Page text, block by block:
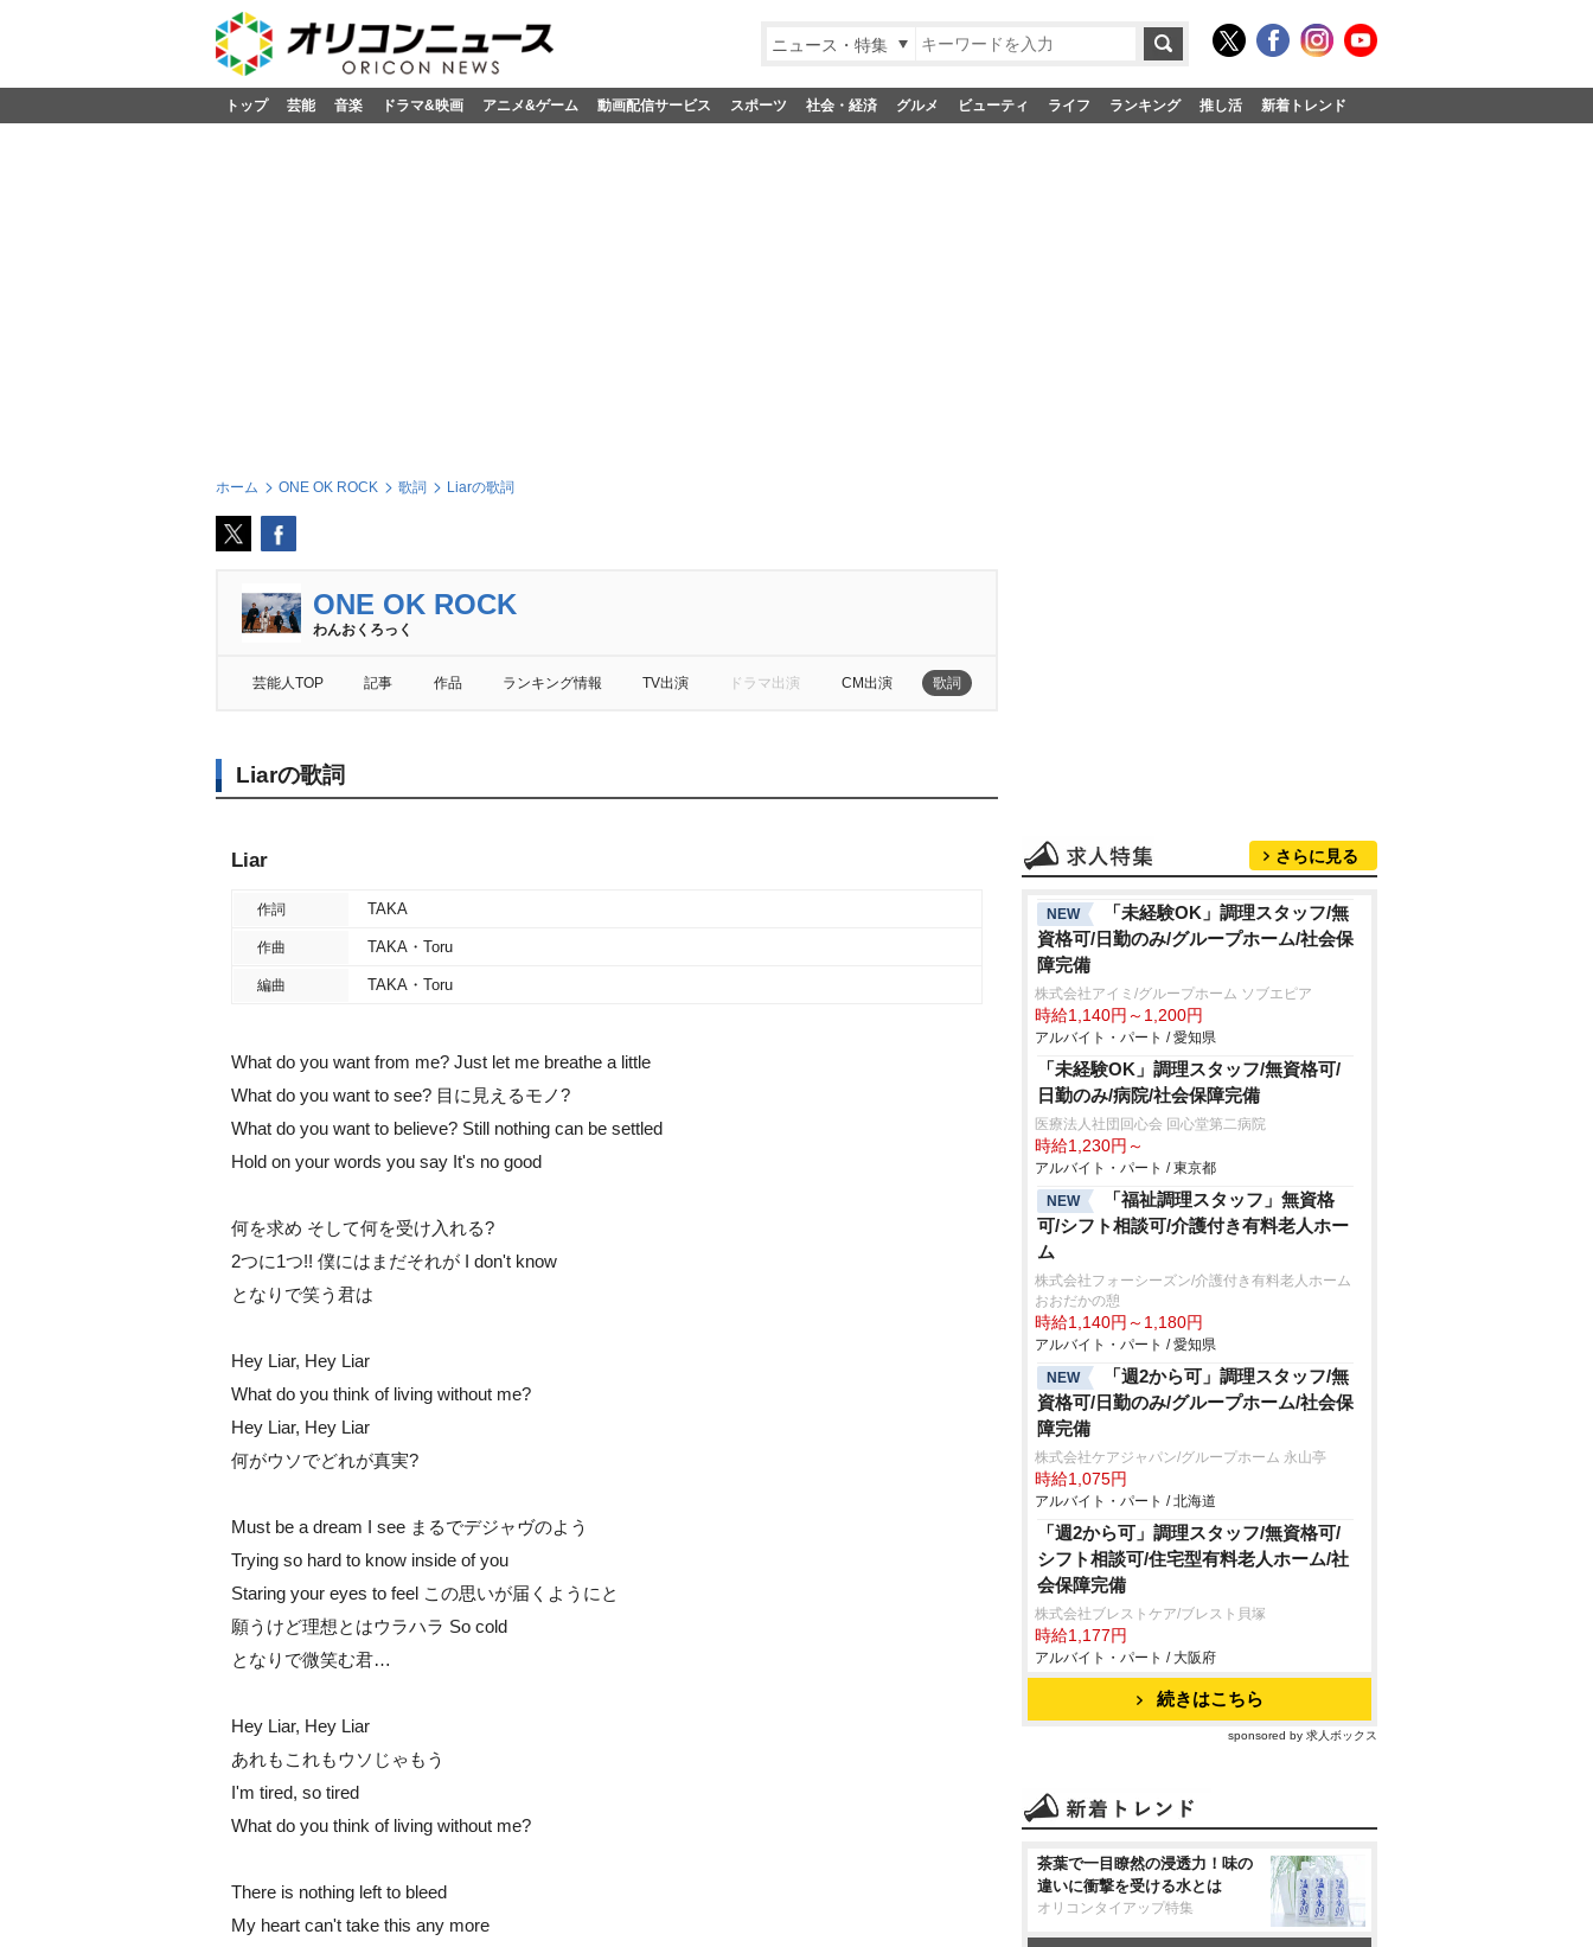
ニュース・特集
トップ 芸能 音楽 ドラマ&映画 アニメ&ゲーム 動画配信サービス スポーツ 社会・経済 グルメ ビューティ ライフ ランキング 推し活 新着トレンド
ホーム ONE OK ROCK 歌詞 Liarの歌詞
ONE OK ROCK
わんおくろっく
芸能人TOP 記事 作品 ランキング情報 TV出演 ドラマ出演 CM出演 歌詞
Liarの歌詞
Liar
作詞 TAKA
作曲 TAKA・Toru
編曲 TAKA・Toru
What do you want from me? Just let me breathe a little
What do you want to see? 目に見えるモノ?
What do you want to believe? Still nothing can be settled
Hold on your words you say It's no good
何を求め そして何を受け入れる?
2つに1つ!! 僕にはまだそれが I don't know
となりで笑う君は
Hey Liar, Hey Liar
What do you think of living without me?
Hey Liar, Hey Liar
何がウソでどれが真実?
Must be a dream I see まるでデジャヴのよう
Trying so hard to know inside of you
Staring your eyes to feel この思いが届くようにと
願うけど理想とはウラハラ So cold
となりで微笑む君…
Hey Liar, Hey Liar
あれもこれもウソじゃもう
I'm tired, so tired
What do you think of living without me?
There is nothing left to bleed
My heart can't take this any more
さらに見る
NEW
「未経験OK」調理スタッフ/無
資格可/日勤のみ/グループホーム/社会保
障完備
株式会社アイミ/グループホーム ソブエピア
時給1,140円～1,200円
アルバイト・パート / 愛知県
「未経験OK」調理スタッフ/無資格可/
日勤のみ/病院/社会保障完備
医療法人社団回心会 回心堂第二病院
時給1,230円～
アルバイト・パート / 東京都
NEW
「福祉調理スタッフ」無資格
可/シフト相談可/介護付き有料老人ホー
ム
株式会社フォーシーズン/介護付き有料老人ホーム
おおだかの憩
時給1,140円～1,180円
アルバイト・パート / 愛知県
NEW
「週2から可」調理スタッフ/無
資格可/日勤のみ/グループホーム/社会保
障完備
株式会社ケアジャパン/グループホーム 永山亭
時給1,075円
アルバイト・パート / 北海道
「週2から可」調理スタッフ/無資格可/
シフト相談可/住宅型有料老人ホーム/社
会保障完備
株式会社ブレストケア/ブレスト貝塚
時給1,177円
アルバイト・パート / 大阪府
続きはこちら
sponsored by 求人ボックス
茶葉で一目瞭然の浸透力！味の
違いに衝撃を受ける水とは
オリコンタイアップ特集